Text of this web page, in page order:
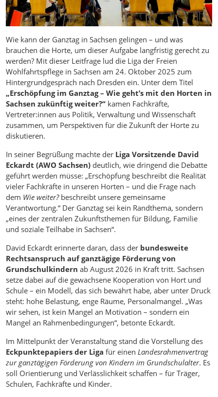
Wie kann der Ganztag in Sachsen gelingen – und was
brauchen die Horte, um dieser Aufgabe langfristig gerecht zu
werden? Mit dieser Leitfrage lud die Liga der Freien
Wohlfahrtspflege in Sachsen am 24. Oktober 2025 zum
Hintergrundgespräch nach Dresden ein. Unter dem Titel
„Erschöpfung im Ganztag – Wie geht’s mit den Horten in
Sachsen zukünftig weiter?“ kamen Fachkräfte,
Vertreter:innen aus Politik, Verwaltung und Wissenschaft
zusammen, um Perspektiven für die Zukunft der Horte zu
diskutieren.
In seiner Begrüßung machte der Liga Vorsitzende David
Eckardt (AWO Sachsen) deutlich, wie dringend die Debatte
geführt werden müsse: „Erschöpfung beschreibt die Realität
vieler Fachkräfte in unseren Horten – und die Frage nach
dem Wie weiter?beschreibt unsere gemeinsame
Verantwortung.“ Der Ganztag sei kein Randthema, sondern
„eines der zentralen Zukunftsthemen für Bildung, Familie
und soziale Teilhabe in Sachsen“.
David Eckardt erinnerte daran, dass der bundesweite
Rechtsanspruch auf ganztägige Förderung von
Grundschulkindern ab August 2026 in Kraft tritt. Sachsen
setze dabei auf die gewachsene Kooperation von Hort und
Schule – ein Modell, das sich bewährt habe, aber unter Druck
steht: hohe Belastung, enge Räume, Personalmangel. „Was
wir sehen, ist kein Mangel an Motivation – sondern ein
Mangel an Rahmenbedingungen“, betonte Eckardt.
Im Mittelpunkt der Veranstaltung stand die Vorstellung des
Eckpunktepapiers der Liga für einen Landesrahmenvertrag
zur ganztägigen Förderung von Kindern im Grundschulalter. Es
soll Orientierung und Verlässlichkeit schaffen – für Träger,
Schulen, Fachkräfte und Kinder.